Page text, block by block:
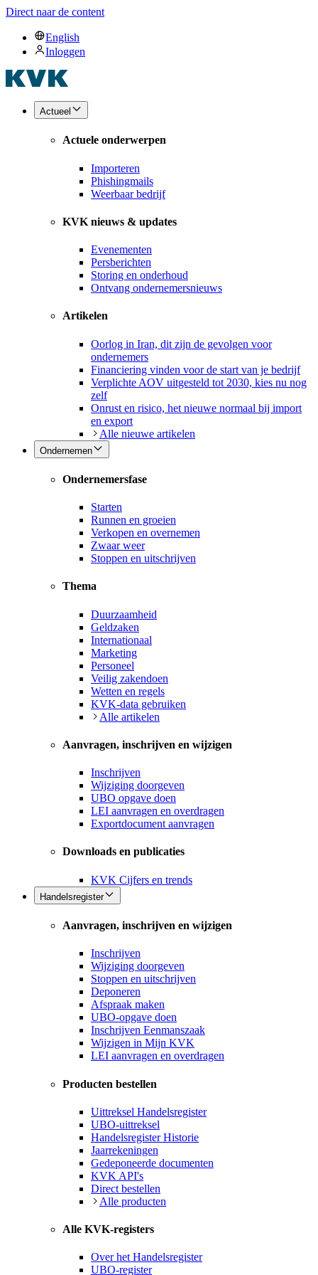
Direct naar de content
English
Inloggen
Actueel
Actuele onderwerpen
Importeren
Phishingmails
Weerbaar bedrijf
KVK nieuws & updates
Evenementen
Persberichten
Storing en onderhoud
Ontvang ondernemersnieuws
Artikelen
Oorlog in Iran, dit zijn de gevolgen voor
ondernemers
Financiering vinden voor de start van je bedrijf
Verplichte AOV uitgesteld tot 2030, kies nu nog
zelf
Onrust en risico, het nieuwe normaal bij import
en export
Alle nieuwe artikelen
Ondernemen
Ondernemersfase
Starten
Runnen en groeien
Verkopen en overnemen
Zwaar weer
Stoppen en uitschrijven
Thema
Duurzaamheid
Geldzaken
Internationaal
Marketing
Personeel
Veilig zakendoen
Wetten en regels
KVK-data gebruiken
Alle artikelen
Aanvragen, inschrijven en wijzigen
Inschrijven
Wijziging doorgeven
UBO opgave doen
LEI aanvragen en overdragen
Exportdocument aanvragen
Downloads en publicaties
KVK Cijfers en trends
Handelsregister
Aanvragen, inschrijven en wijzigen
Inschrijven
Wijziging doorgeven
Stoppen en uitschrijven
Deponeren
Afspraak maken
UBO-opgave doen
Inschrijven Eenmanszaak
Wijzigen in Mijn KVK
LEI aanvragen en overdragen
Producten bestellen
Uittreksel Handelsregister
UBO-uittreksel
Handelsregister Historie
Jaarrekeningen
Gedeponeerde documenten
KVK API's
Direct bestellen
Alle producten
Alle KVK-registers
Over het Handelsregister
UBO-register